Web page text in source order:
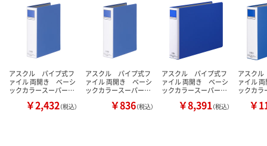
アスクル パイプ式フ
ァイル 両開き ベーシ
ックカラースーパー…
￥2,432（税込）
アスクル パイプ式フ
ァイル 両開き ベーシ
ックカラースーパー…
￥836（税込）
アスクル パイプ式フ
ァイル 両開き ベーシ
ックカラースーパー…
￥8,391（税込）
アスク
ァイル
ックカ
￥